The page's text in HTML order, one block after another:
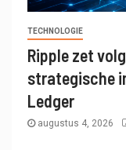
TECHNOLOGIE
Ripple zet
strategische
Ledger
augustus 4, 2026